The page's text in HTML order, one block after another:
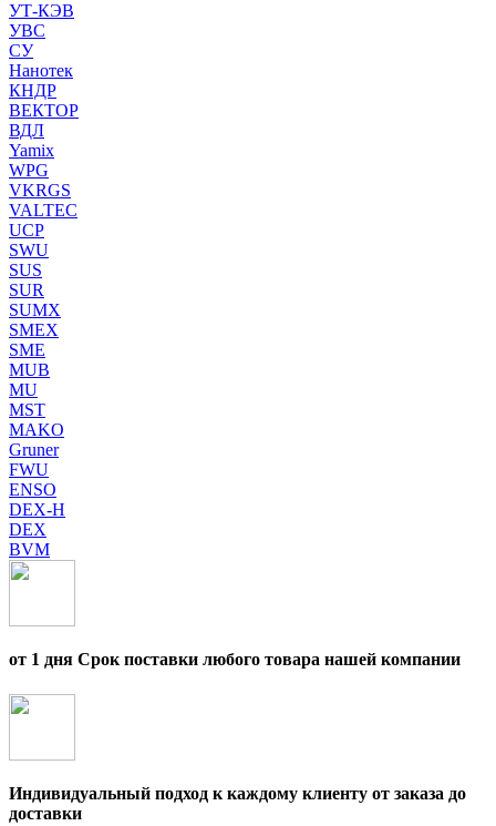
УТ-КЭВ
УВС
СУ
Нанотек
КНДР
ВЕКТОР
ВДЛ
Yamix
WPG
VKRGS
VALTEC
UCP
SWU
SUS
SUR
SUMX
SMEX
SME
MUB
MU
MST
MAKO
Gruner
FWU
ENSO
DEX-H
DEX
BVM
от 1 дня Срок поставки любого товара нашей компании
Индивидуальный подход к каждому клиенту от заказа до
доставки